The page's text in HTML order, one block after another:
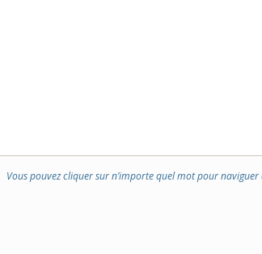
Vous pouvez cliquer sur n’importe quel mot pour